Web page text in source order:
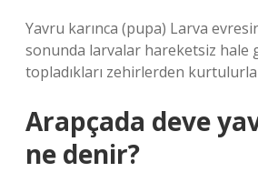
Yavru karınca (pupa) Larva
sonunda larvalar hareketsiz hale
topladıkları zehirlerden
Arapçada deve
ne denir?